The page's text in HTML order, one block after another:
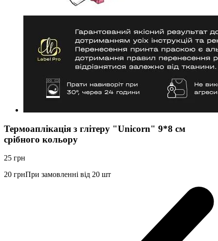
Термоаплікація з глітеру "Unicorn" 9*8 см
срібного кольору
25 грн
20 грнПри замовленні від 20 шт